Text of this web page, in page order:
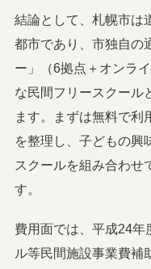
結論として、札幌市は
都市であり、市独自の
ー」（6拠点＋オンラ
な民間フリースクール
ます。まずは無料で利
を整理し、子どもの興
スクールを組み合わせ
す。
費用面では、平成24年
ル等民間施設事業費補